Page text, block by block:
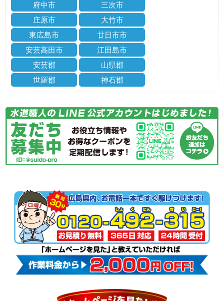
府中市
三次市
庄原市
大竹市
東広島市
廿日市市
安芸高田市
江田島市
安芸郡
山県郡
世羅郡
神石郡